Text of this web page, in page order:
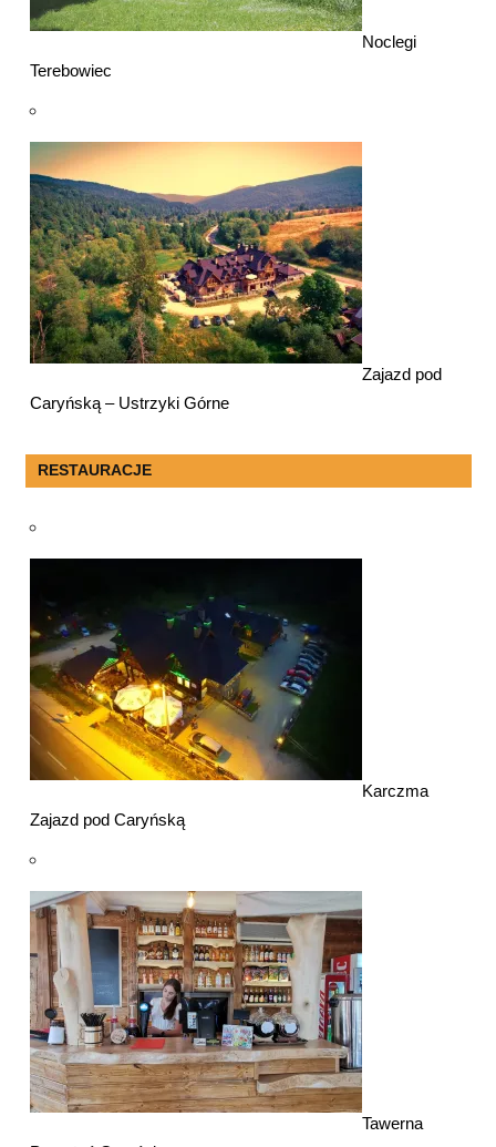
Noclegi
Terebowiec
Zajazd pod
Caryńską – Ustrzyki Górne
RESTAURACJE
Karczma
Zajazd pod Caryńską
Tawerna